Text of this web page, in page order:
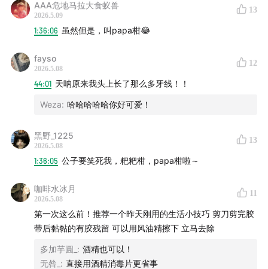
/Staff/
主播 | @在也门钓鲑鱼 @尉迟燕窝
后期 | 吉欣
/联系我们/
以下渠道均可收听我们的节目：
小宇宙 | QQ音乐 | 荔枝FM | 苹果播客
网易云音乐 |喜马拉雅 | 蜻蜓FM
AAA危地马拉大食蚁兽
2026.5.09
13
1:36:06 虽然但是，叫papa柑😂
fayso
2026.5.08
12
44:01 天呐原来我头上长了那么多牙线！！
Weza: 哈哈哈哈哈你好可爱！
黑野_1225
2026.5.08
13
1:36:05 公子要笑死我，粑粑柑，papa柑啦～
咖啡水冰月
2026.5.08
11
第一次这么前！推荐一个昨天刚用的生活小技巧 剪刀剪完胶
带后黏黏的有胶残留 可以用风油精擦下 立马去除
多加芋圓_ : 酒精也可以！
无咎_ : 直接用酒精消毒片更省事